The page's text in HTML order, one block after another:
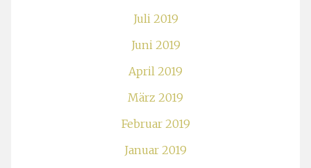
Juli 2019
Juni 2019
April 2019
März 2019
Februar 2019
Januar 2019